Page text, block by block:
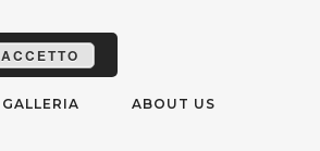
GALLERIA ABOUT US
ACCETTO